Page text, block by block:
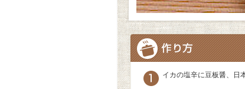
イカの塩辛に豆板醤、日